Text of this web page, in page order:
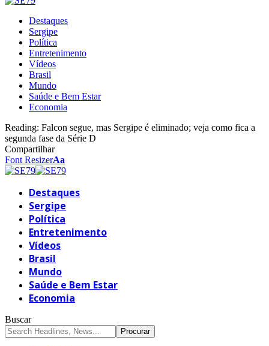
Destaques
Sergipe
Política
Entretenimento
Vídeos
Brasil
Mundo
Saúde e Bem Estar
Economia
Reading: Falcon segue, mas Sergipe é eliminado; veja como fica a
segunda fase da Série D
Compartilhar
Font ResizerAa
Destaques
Sergipe
Política
Entretenimento
Vídeos
Brasil
Mundo
Saúde e Bem Estar
Economia
Buscar